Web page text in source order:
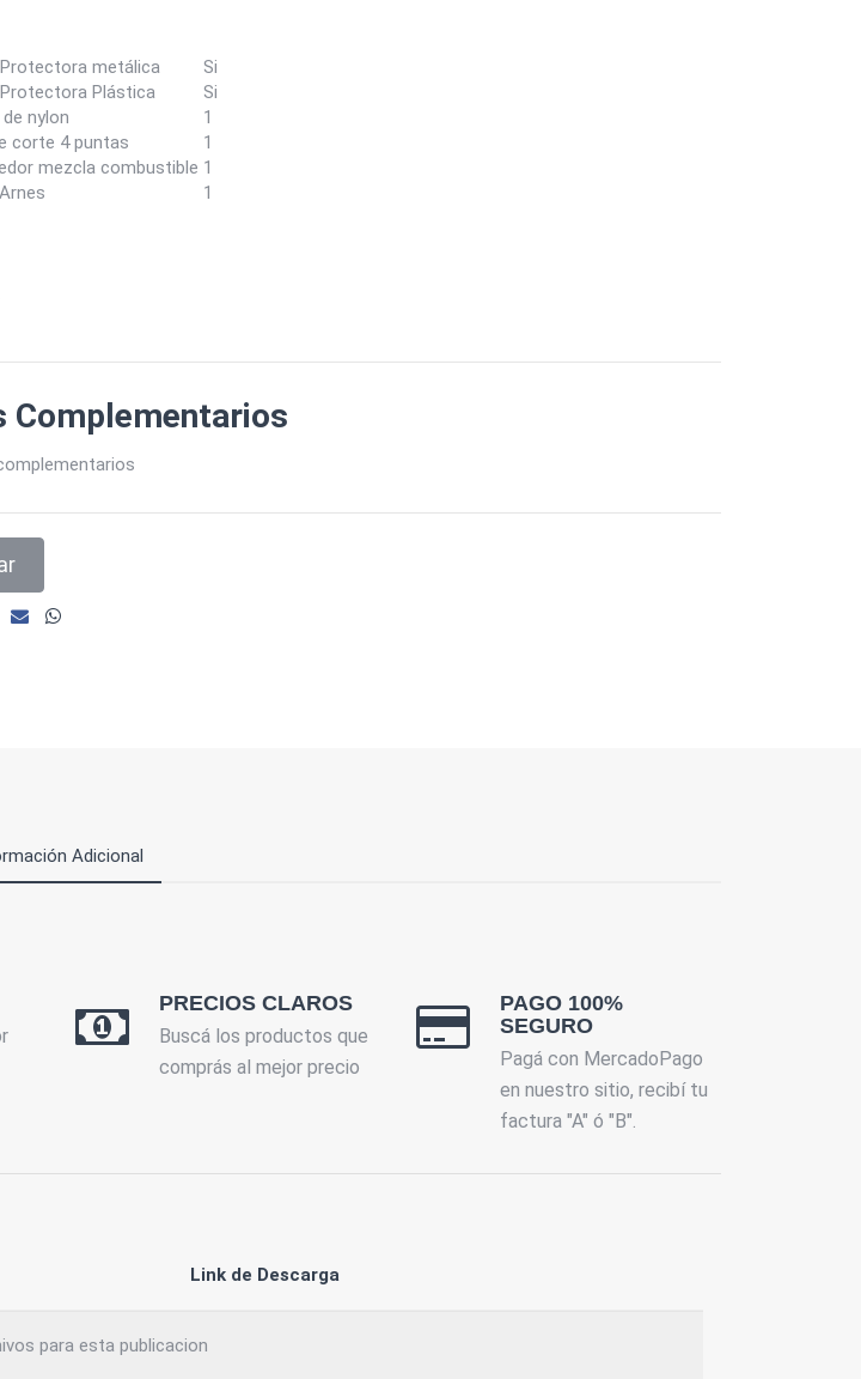
metálica
Si
Plástica
Si
nylon
1
corte 4 puntas
1
mezcla combustible 1
1
Complementarios
Adicional
PRECIOS CLAROS
Buscá los productos que
comprás al mejor precio
PAGO 100%
SEGURO
Pagá con MercadoPago
en nuestro sitio, recibí tu
factura "A" ó "B".
Link de Descarga
para esta publicacion